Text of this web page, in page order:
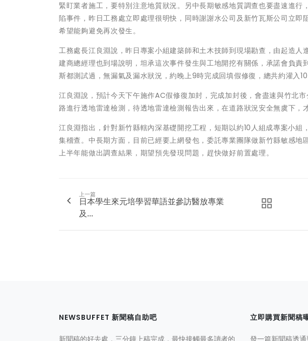
緊盯業者施工，要特別注意地質狀況。另中長期敏感地質調查也要盡速進
陷事件，昨日工務處立即處理很明快，同時謝謝水公司及新竹瓦斯公司立
希望能夠避免再次發生。
工務處長江良淵說，昨日專案小組建築師和土木技師到現場勘查，由起造人
建商總經理也到場說明，坦承這次事件發生與工地開挖有關係，承諾會負
斯都測試過，無漏氣及漏水狀況，約晚上9時完成回填假修復，總共約灌入
江良淵說，預計今天下午施作AC假修復加封，完成加封後，會盡速與竹北
路進行透地雷達檢測，待透地雷達檢測報告出來，在道路狀況安全無虞下，
江良淵指出，針對新竹縣轄內深基礎開挖工程，短期以約10人組成專案小
集稽查。中長期方面，目前已經要上網發包，委託專業團隊做新竹縣敏感
上半年能做出調查結果，期望預先發現問題，趕快做好前置處理。
上一篇
日本學生來元培學習華語並參訪醫放專業
及...
NEWSBUFFET 新聞稿自助吧
新聞稿的好去處，三分鐘上稿完成，最快接觸最多讀者的
立即購買新聞稿
發一篇新聞稿透